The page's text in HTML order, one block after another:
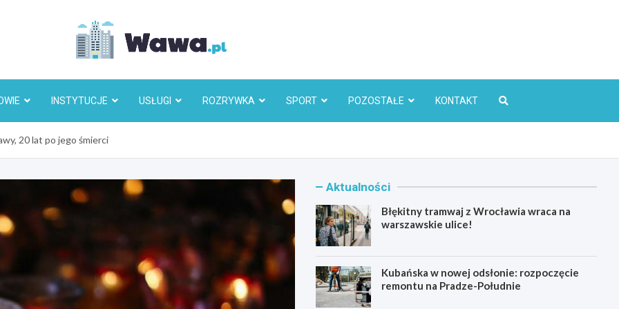
INSTYTUCJE USŁUGI ROZRYWKA SPORT POZOSTAŁE KONTAKT
20 lat po jego śmierci
Aktualności
Błękitny tramwaj z Wrocławia wraca na
warszawskie ulice!
Kubańska w nowej odsłonie: rozpoczęcie
remontu na Pradze-Południe